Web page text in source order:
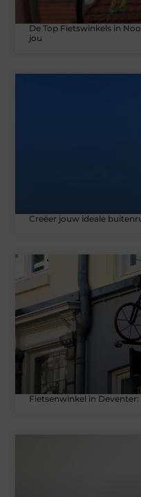
De Top Fietswinkels in
jou
Creëer jouw ideale
Fietsenwinkel in